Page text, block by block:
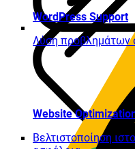
WordPress Support
Λύση προβλημάτων
Website
Βελτιστοποίηση